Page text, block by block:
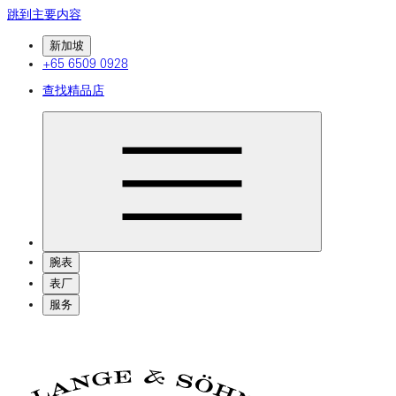
跳到主要内容
新加坡
+65 6509 0928
查找精品店
腕表
表厂
服务